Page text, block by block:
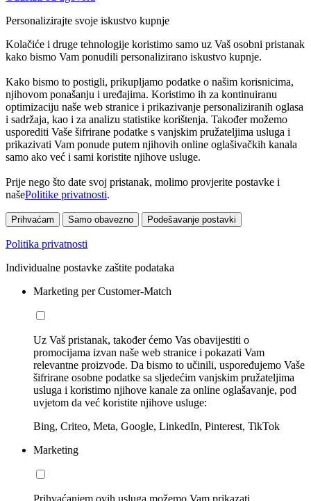
Personalizirajte svoje iskustvo kupnje
Kolačiće i druge tehnologije koristimo samo uz Vaš osobni pristanak
kako bismo Vam ponudili personalizirano iskustvo kupnje.
Kako bismo to postigli, prikupljamo podatke o našim korisnicima,
njihovom ponašanju i uređajima. Koristimo ih za kontinuiranu
optimizaciju naše web stranice i prikazivanje personaliziranih oglasa
i sadržaja, kao i za analizu statistike korištenja. Također možemo
usporediti Vaše šifrirane podatke s vanjskim pružateljima usluga i
prikazivati Vam ponude putem njihovih online oglašivačkih kanala
samo ako već i sami koristite njihove usluge.
Prije nego što date svoj pristanak, molimo provjerite postavke i
našePolitike privatnosti.
Prihvaćam Samo obavezno Podešavanje postavki
Politika privatnosti
Individualne postavke zaštite podataka
Marketing per Customer-Match
Uz Vaš pristanak, također ćemo Vas obavijestiti o
promocijama izvan naše web stranice i pokazati Vam
relevantne proizvode. Da bismo to učinili, uspoređujemo Vaše
šifrirane osobne podatke sa sljedećim vanjskim pružateljima
usluga i koristimo njihove kanale za online oglašavanje, pod
uvjetom da već koristite njihove usluge:
Bing, Criteo, Meta, Google, LinkedIn, Pinterest, TikTok
Marketing
Prihvaćanjem ovih usluga možemo Vam prikazati